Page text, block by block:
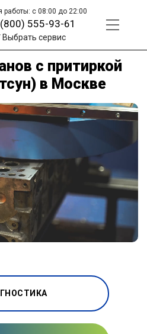
работы: с 08:00 до 22:00
555-93-61
Выбрать сервис
с притиркой
в Москве